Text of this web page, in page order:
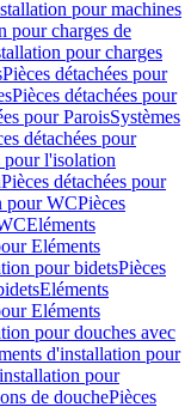
pour machines
pour charges de
pour charges
Pièces détachées pour
Pièces détachées pour
pour ParoisSystèmes
détachées pour
pour l'isolation
Pièces détachées pour
pour WCPièces
Eléments
Eléments
pour bidetsPièces
Eléments
Eléments
pour douches avec
d'installation pour
pour
de douchePièces